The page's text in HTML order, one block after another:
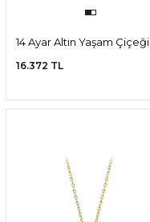
14 Ayar Altın Yaşam Çiçeği
16.372 TL